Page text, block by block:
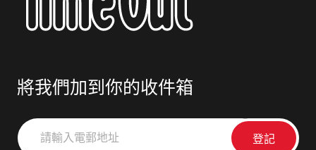
將我們加到你的收件箱
請
輸